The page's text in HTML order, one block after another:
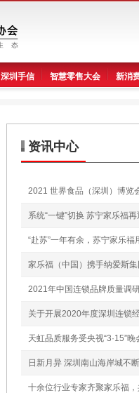
深圳手信 智慧零售大会 新消
资讯中心
2021 世界食品（深圳）博览
系统“一键”切换 苏宁家乐福再
“赴苏”一年有余，苏宁家乐福
家乐福（中国）携手纳爱斯
2021年中国连锁品牌质量调
关于开展2020年度深圳连锁
天虹品质服务受央视“3·15”晚
日新月异 深圳南山海岸城不
十余位行业专家齐聚家乐福